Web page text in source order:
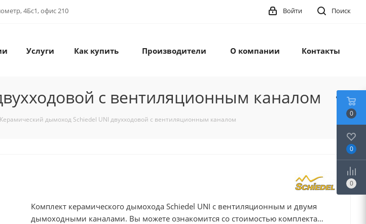
4Бс1, офис 210 Поиск
Войти
Услуги Как купить Производители О компании Контакты
с вентиляционным каналом
Керамический дымоход Schiedel UNI двухходовой с вентиляционным каналом
Комплект керамического дымохода Schiedel UNI с вентиляционным и двумя
дымоходными каналами. Вы можете ознакомится со стоимостью комплекта
0
0
0